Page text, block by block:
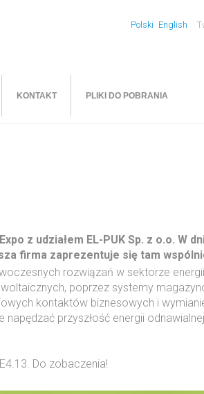
Polski English
KONTAKT PLIKI DO POBRANIA
z udziałem EL-PUK Sp. z o.o. W
firma zaprezentuje się tam
rozwiązań w sektorze
poprzez systemy
kontaktów biznesowych i
przyszłość energii
Do zobaczenia!